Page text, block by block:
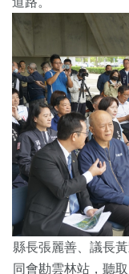
縣長張麗善、議長
同會勘雲林站，聽